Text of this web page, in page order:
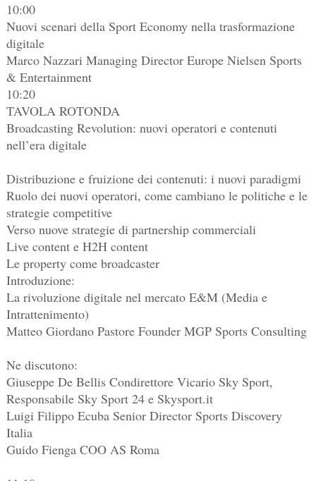
10:00
Nuovi scenari della Sport Economy nella trasformazione
digitale
Marco Nazzari Managing Director Europe Nielsen Sports
& Entertainment
10:20
TAVOLA ROTONDA
Broadcasting Revolution: nuovi operatori e contenuti
nell’era digitale
Distribuzione e fruizione dei contenuti: i nuovi paradigmi
Ruolo dei nuovi operatori, come cambiano le politiche e le
strategie competitive
Verso nuove strategie di partnership commerciali
Live content e H2H content
Le property come broadcaster
Introduzione:
La rivoluzione digitale nel mercato E&M (Media e
Intrattenimento)
Matteo Giordano Pastore Founder MGP Sports Consulting
Ne discutono:
Giuseppe De Bellis Condirettore Vicario Sky Sport,
Responsabile Sky Sport 24 e Skysport.it
Luigi Filippo Ecuba Senior Director Sports Discovery
Italia
Guido Fienga COO AS Roma